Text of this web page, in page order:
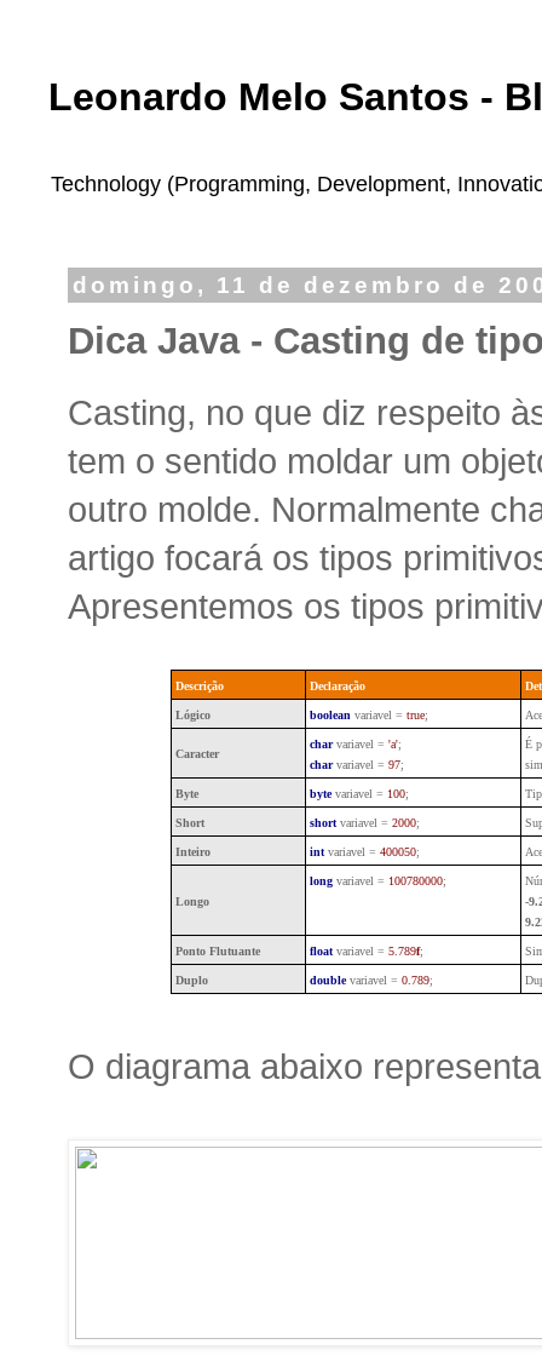
Leonardo Melo Santos -
Technology (Programming, Development,
domingo, 11 de dezembro de
Dica Java - Casting de
Casting, no que diz respeito
tem o sentido moldar um
outro molde. Normalmente
artigo focará os tipos
Apresentemos os tipos
Descrição Declaração
Lógico boolean variavel = true;
Caracter
charvariavel = 'a';
charvariavel = 97;
É
Byte bytevariavel = 100;
Short shortvariavel = 2000;
Inteiro intvariavel = 400050;
Longo
longvariavel = 100780000;
-
Ponto Flutuante floatvariavel = 5.789f;
Duplo doublevariavel = 0.789;
O diagrama abaixo